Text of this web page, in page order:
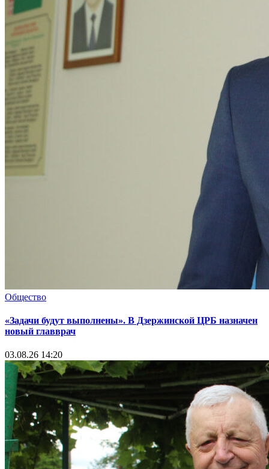
Общество
«Задачи будут выполнены». В Дзержинской ЦРБ назначен
новый главврач
03.08.26 14:20